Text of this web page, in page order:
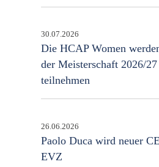
30.07.2026
Die HCAP Women
der Meisterschaft 2026/27
teilnehmen
26.06.2026
Paolo Duca wird neuer
EVZ